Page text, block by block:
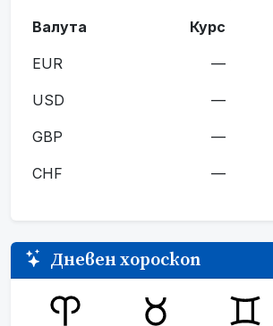
Валута Курс
EUR —
USD —
GBP —
CHF —
Дневен хороскоп